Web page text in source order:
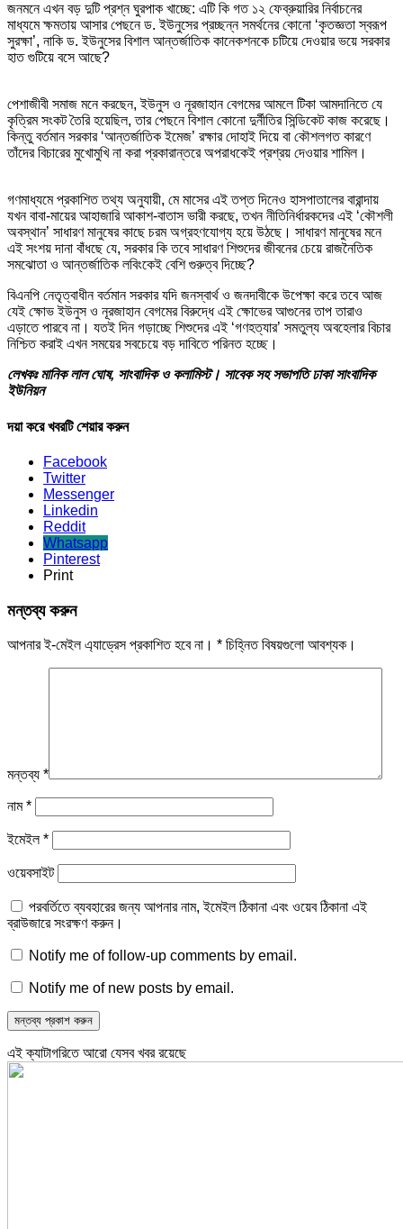
জনমনে এখন বড় দুটি প্রশ্ন ঘুরপাক খাচ্ছে: এটি কি গত ১২ ফেব্রুয়ারির নির্বাচনের
মাধ্যমে ক্ষমতায় আসার পেছনে ড. ইউনুসের প্রচ্ছন্ন সমর্থনের কোনো ‘কৃতজ্ঞতা স্বরূপ
সুরক্ষা’, নাকি ড. ইউনুসের বিশাল আন্তর্জাতিক কানেকশনকে চটিয়ে দেওয়ার ভয়ে সরকার
হাত গুটিয়ে বসে আছে?
পেশাজীবী সমাজ মনে করছেন, ইউনুস ও নূরজাহান বেগমের আমলে টিকা আমদানিতে যে
কৃত্রিম সংকট তৈরি হয়েছিল, তার পেছনে বিশাল কোনো দুর্নীতির সিন্ডিকেট কাজ করেছে।
কিন্তু বর্তমান সরকার ‘আন্তর্জাতিক ইমেজ’ রক্ষার দোহাই দিয়ে বা কৌশলগত কারণে
তাঁদের বিচারের মুখোমুখি না করা প্রকারান্তরে অপরাধকেই প্রশ্রয় দেওয়ার শামিল।
গণমাধ্যমে প্রকাশিত তথ্য অনুযায়ী, মে মাসের এই তপ্ত দিনেও হাসপাতালের বারান্দায়
যখন বাবা-মায়ের আহাজারি আকাশ-বাতাস ভারী করছে, তখন নীতিনির্ধারকদের এই ‘কৌশলী
অবস্থান’ সাধারণ মানুষের কাছে চরম অগ্রহণযোগ্য হয়ে উঠছে। সাধারণ মানুষের মনে
এই সংশয় দানা বাঁধছে যে, সরকার কি তবে সাধারণ শিশুদের জীবনের চেয়ে রাজনৈতিক
সমঝোতা ও আন্তর্জাতিক লবিংকেই বেশি গুরুত্ব দিচ্ছে?
বিএনপি নেতৃত্বাধীন বর্তমান সরকার যদি জনস্বার্থ ও জনদাবীকে উপেক্ষা করে তবে আজ
যেই ক্ষোভ ইউনুস ও নূরজাহান বেগমের বিরুদ্ধে এই ক্ষোভের আগুনের তাপ তারাও
এড়াতে পারবে না। যতই দিন গড়াচ্ছে শিশুদের এই ‘গণহত্যার’ সমতুল্য অবহেলার বিচার
নিশ্চিত করাই এখন সময়ের সবচেয়ে বড় দাবিতে পরিনত হচ্ছে।
লেখকঃ মানিক লাল ঘোষ, সাংবাদিক ও কলামিস্ট। সাবেক সহ সভাপতি ঢাকা সাংবাদিক
ইউনিয়ন
দয়া করে খবরটি শেয়ার করুন
Facebook
Twitter
Messenger
Linkedin
Reddit
Whatsapp
Pinterest
Print
মন্তব্য করুন
আপনার ই-মেইল এ্যাড্রেস প্রকাশিত হবে না। * চিহ্নিত বিষয়গুলো আবশ্যক।
মন্তব্য *
নাম*
ইমেইল*
ওয়েবসাইট
পরবর্তিতে ব্যবহারের জন্য আপনার নাম, ইমেইল ঠিকানা এবং ওয়েব ঠিকানা এই
ব্রাউজারে সংরক্ষণ করুন।
Notify me of follow-up comments by email.
Notify me of new posts by email.
এই ক্যাটাগরিতে আরো যেসব খবর রয়েছে